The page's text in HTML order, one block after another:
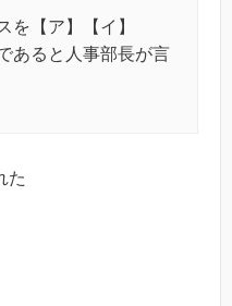
を【ア】【イ】
あると人事部長が言
た